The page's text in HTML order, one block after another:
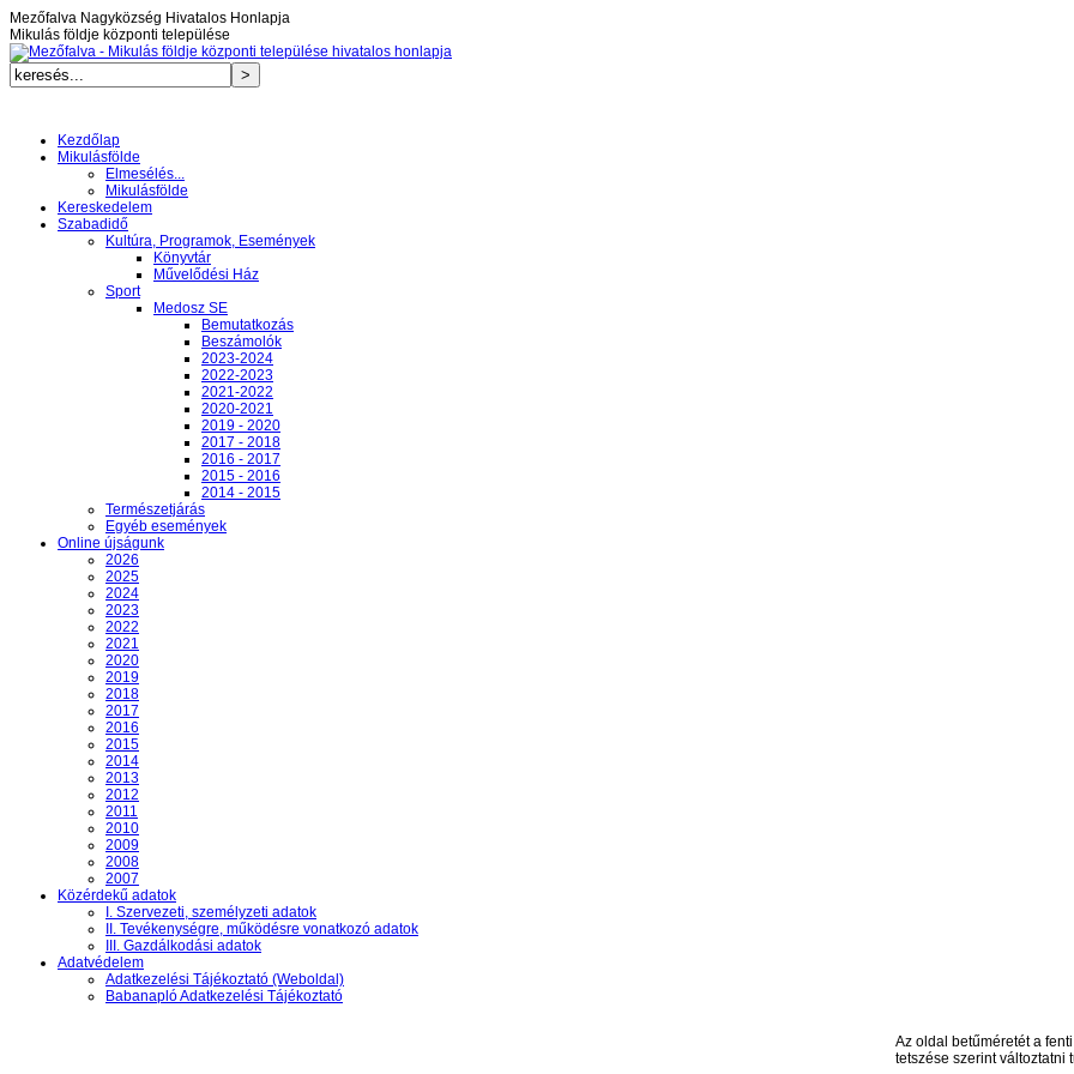
Mezőfalva Nagyközség Hivatalos Honlapja
Mikulás földje központi települése
Kezdőlap
Mikulásfölde
Elmesélés...
Mikulásfölde
Kereskedelem
Szabadidő
Kultúra, Programok, Események
Könyvtár
Művelődési Ház
Sport
Medosz SE
Bemutatkozás
Beszámolók
2023-2024
2022-2023
2021-2022
2020-2021
2019 - 2020
2017 - 2018
2016 - 2017
2015 - 2016
2014 - 2015
Természetjárás
Egyéb események
Online újságunk
2026
2025
2024
2023
2022
2021
2020
2019
2018
2017
2016
2015
2014
2013
2012
2011
2010
2009
2008
2007
Közérdekű adatok
I. Szervezeti, személyzeti adatok
II. Tevékenységre, működésre vonatkozó adatok
III. Gazdálkodási adatok
Adatvédelem
Adatkezelési Tájékoztató (Weboldal)
Babanapló Adatkezelési Tájékoztató
Az oldal betűméretét a
tetszése szerint változtatni